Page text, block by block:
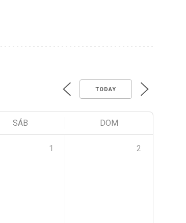
TODAY
SÁB DOM
1 2